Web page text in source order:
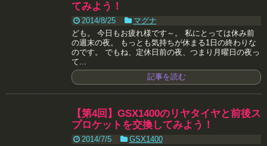
てみよう！
2014/8/25
マグナ
ども。 今日もお疲れ様です～。 私にとっては休み前
の週末の夜。 もっとも気持ちが休まる1日の終わりな
のです。 でもね、定休日前の夜、つまり月曜日の夜っ
て...
記事を読む
【第4回】GSX1400のリヤタイヤと前後ス
プロケットを交換してみよう！
2014/7/5
GSX1400